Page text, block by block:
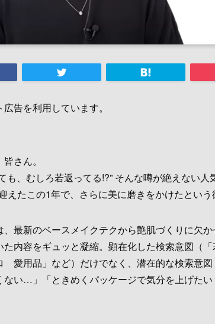
告を利用しています。
さん。
も、むしろ若返ってる!?” そんな噂が絶えない
えたこの1年で、さらに美に磨きをかけたという
、最新のベースメイクテクから艶肌づくりに欠
た内容をギュッと凝縮。顕在化した検索意図
愛用品」など）だけでなく、潜在的な検索意
ない…」「ときめくパッケージで気分を上げた